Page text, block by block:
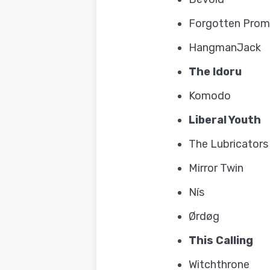
Forgotten
HangmanJack
The Idoru
Komodo
Liberal Youth
The Lubricators
Mirror Twin
Nís
Ørdøg
This Calling
Witchthrone